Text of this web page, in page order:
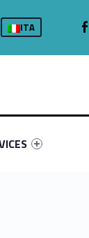
62465-11
#link-
ITA